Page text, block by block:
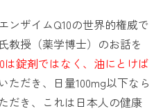
ンザイムQ10の世界的権威で
教授（薬学博士）のお話を
は錠剤ではなく、油にとけば
ただき、日量100mg以下なら
だき、これは日本人の健康